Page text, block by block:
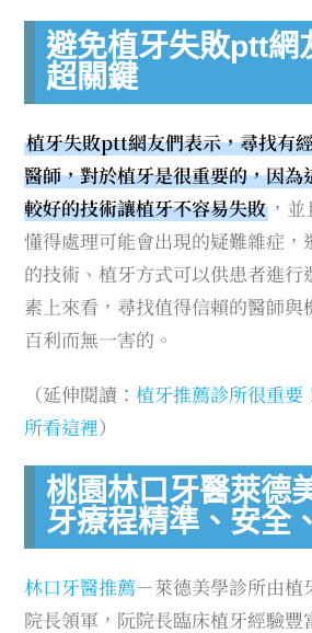
避免植牙失敗ptt網
超關鍵
植牙失敗ptt網友們表示，尋找有
醫師，對於植牙是很重要的，因為
較好的技術讓植牙不容易失敗 ，
懂得處理可能會出現的疑難雜症，
的技術、植牙方式可以供患者進行
素上來看，尋找值得信賴的醫師與
百利而無一害的。
（延伸閱讀：植牙推薦診所很重要
所看這裡）
桃園林口牙醫萊德
牙療程精準、安全
林口牙醫推薦－萊德美學診所由
院長領軍，阮院長臨床植牙經驗豐